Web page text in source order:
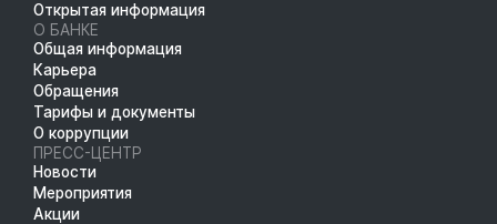
Открытая информация
О БАНКЕ
Общая информация
Карьера
Обращения
Тарифы и документы
О коррупции
ПРЕСС-ЦЕНТР
Новости
Мероприятия
Акции